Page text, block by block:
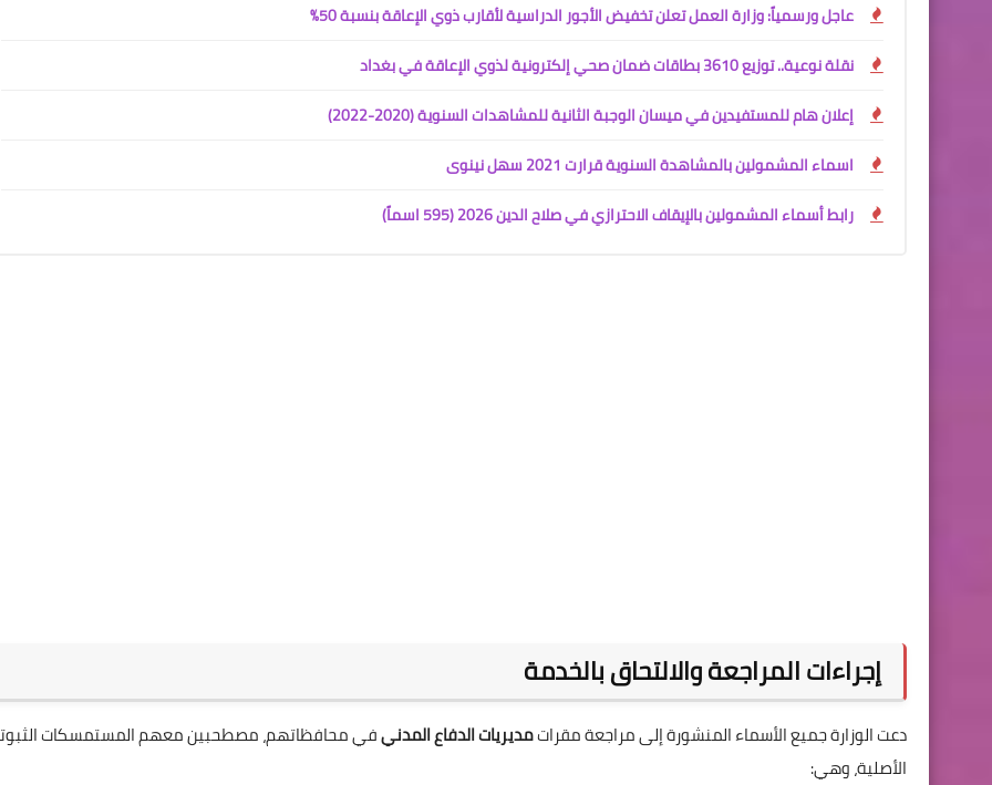
عاجل ورسمياً: وزارة العمل تعلن تخفيض الأجور الدراسية لأقارب ذوي الإعاقة بنسبة 50%
نقلة نوعية.. توزيع 3610 بطاقات ضمان صحي إلكترونية لذوي الإعاقة في بغداد
إعلان هام للمستفيدين في ميسان الوجبة الثانية للمشاهدات السنوية (2020-2022)
اسماء المشمولين بالمشاهدة السنوية قرارت 2021 سهل نينوى
رابط أسماء المشمولين بالإيقاف الاحترازي في صلاح الدين 2026 (595 اسماً)
إجراءات المراجعة والالتحاق بالخدمة
دعت الوزارة جميع الأسماء المنشورة إلى مراجعة مقراتمديريات الدفاع المدنيفي محافظاتهم، مصطحبين معهم المستمسكات
الأصلية، وهي: